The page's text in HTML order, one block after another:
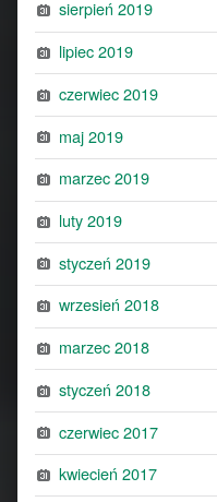
sierpień 2019
lipiec 2019
czerwiec 2019
maj 2019
marzec 2019
luty 2019
styczeń 2019
wrzesień 2018
marzec 2018
styczeń 2018
czerwiec 2017
kwiecień 2017